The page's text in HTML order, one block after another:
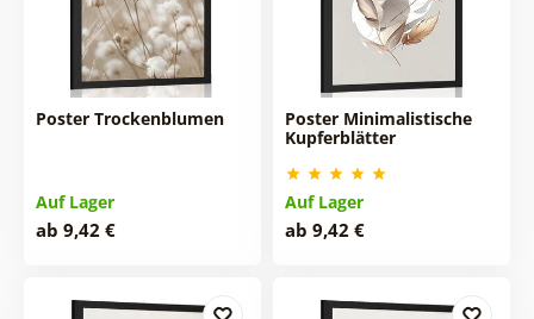
Poster Trockenblumen
Auf Lager
ab 9,42 €
Poster Minimalistische
Kupferblätter
Auf Lager
ab 9,42 €